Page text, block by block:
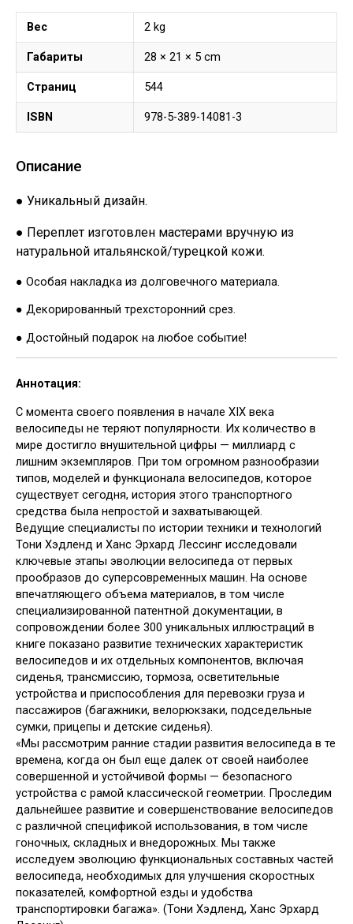
Вес 2 kg
Габариты 28 × 21 × 5 cm
Страниц 544
ISBN 978-5-389-14081-3
Описание
● Уникальный дизайн.
● Переплет изготовлен мастерами вручную из
натуральной итальянской/турецкой кожи.
● Особая накладка из долговечного материала.
● Декорированный трехсторонний срез.
● Достойный подарок на любое событие!
Аннотация:
С момента своего появления в начале XIX века
велосипеды не теряют популярности. Их количество в
мире достигло внушительной цифры — миллиард с
лишним экземпляров. При том огромном разнообразии
типов, моделей и функционала велосипедов, которое
существует сегодня, история этого транспортного
средства была непростой и захватывающей.
Ведущие специалисты по истории техники и технологий
Тони Хэдленд и Ханс Эрхард Лессинг исследовали
ключевые этапы эволюции велосипеда от первых
прообразов до суперсовременных машин. На основе
впечатляющего объема материалов, в том числе
специализированной патентной документации, в
сопровождении более 300 уникальных иллюстраций в
книге показано развитие технических характеристик
велосипедов и их отдельных компонентов, включая
сиденья, трансмиссию, тормоза, осветительные
устройства и приспособления для перевозки груза и
пассажиров (багажники, велорюкзаки, подседельные
сумки, прицепы и детские сиденья).
«Мы рассмотрим ранние стадии развития велосипеда в те
времена, когда он был еще далек от своей наиболее
совершенной и устойчивой формы — безопасного
устройства с рамой классической геометрии. Проследим
дальнейшее развитие и совершенствование велосипедов
с различной спецификой использования, в том числе
гоночных, складных и внедорожных. Мы также
исследуем эволюцию функциональных составных частей
велосипеда, необходимых для улучшения скоростных
показателей, комфортной езды и удобства
транспортировки багажа». (Тони Хэдленд, Ханс Эрхард